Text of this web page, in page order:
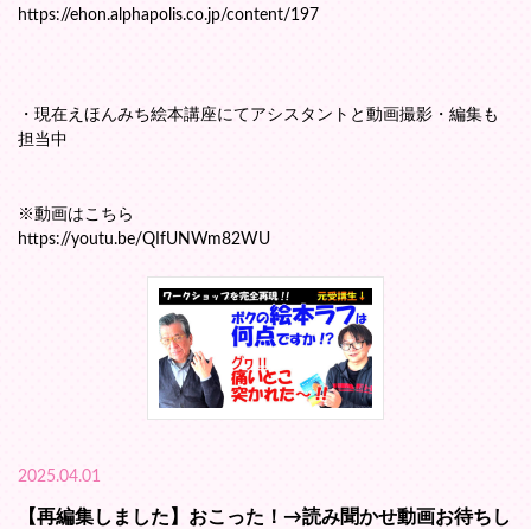
https://ehon.alphapolis.co.jp/content/197
・現在えほんみち絵本講座にてアシスタントと動画撮影・編集も
担当中
※動画はこちら
https://youtu.be/QIfUNWm82WU
2025.04.01
【再編集しました】おこった！→読み聞かせ動画お待ちし